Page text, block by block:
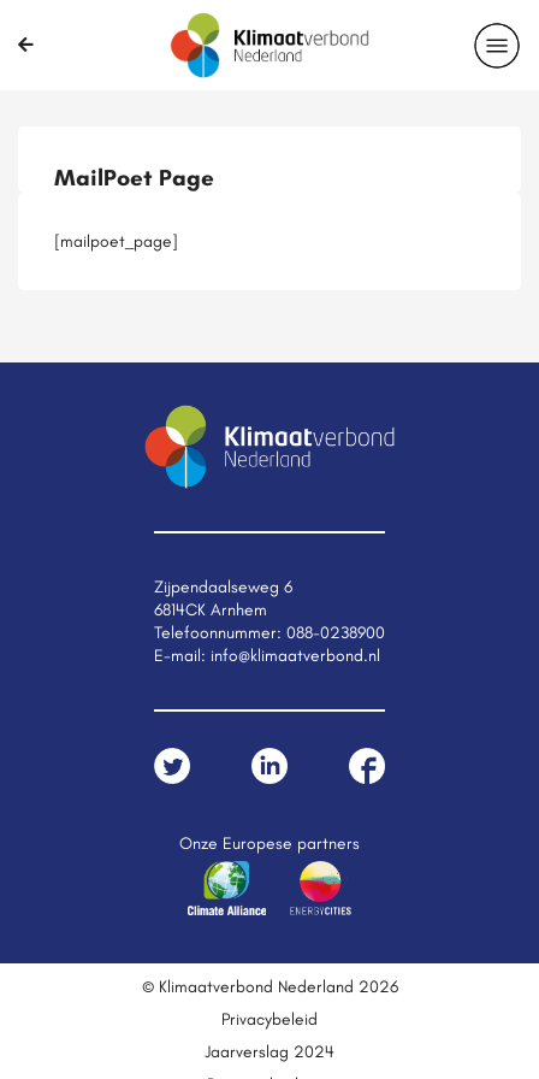
Casussen
MailPoet Page
[mailpoet_page]
Zijpendaalseweg 6
6814CK Arnhem
Telefoonnummer: 088-0238900
E-mail: info@klimaatverbond.nl
Onze Europese partners
© Klimaatverbond Nederland 2026
Privacybeleid
Jaarverslag 2024